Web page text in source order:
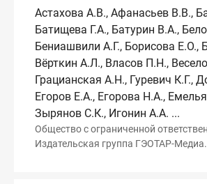
Астахова А.В., Афанасьев В.В.,
Батищева Г.А., Батурин В.А.,
Бениашвили А.Г., Борисова Е.О.,
Вёрткин А.Л., Власов П.Н.,
Грацианская А.Н., Гуревич К.Г.,
Егоров Е.А., Егорова Н.А.,
Зырянов С.К., Игонин А.А. ...
Общество с ограниченной
Издательская группа ГЭОТАР-